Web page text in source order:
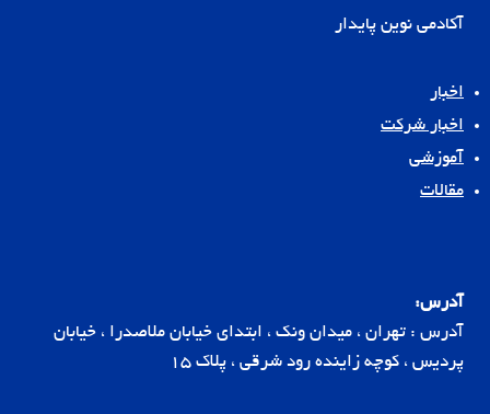
آکادمی نوین پایدار
اخبار
اخبار شرکت
آموزشی
مقالات
آدرس:
آدرس : تهران ، میدان ونک ، ابتدای خیابان ملاصدرا ، خیابان
پردیس ، کوچه زاینده رود شرقی ، پلاک 15